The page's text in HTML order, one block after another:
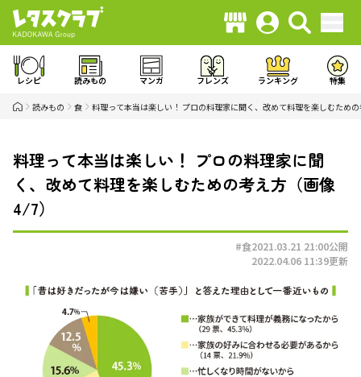
レシピ 読みもの マンガ フレンズ ランキング 特集
読みもの 食 料理って本当は楽しい！ プロの料理家に聞く、改めて料理を楽しむため
料理って本当は楽しい！ プロの料理家に聞
く、改めて料理を楽しむための考え方（画像
4/7）
#食2021.03.21 21:00公開
2022.04.06 11:39更新